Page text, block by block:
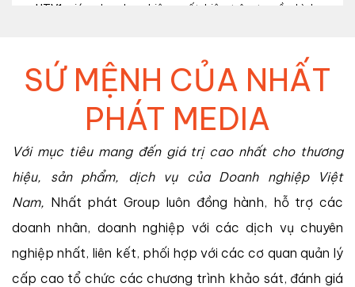
HTV1
giúp doanh nghiệp xuất hiện trên truyền hình,
SỨ MỆNH CỦA NHẤT
PHÁT MEDIA
Với mục tiêu mang đến giá trị cao nhất cho thương
hiệu, sản phẩm, dịch vụ của Doanh nghiệp Việt
Nam, Nhất phát Group luôn đồng hành, hỗ trợ các
doanh nhân, doanh nghiệp với các dịch vụ chuyên
nghiệp nhất, liên kết, phối hợp với các cơ quan quản lý
cấp cao tổ chức các chương trình khảo sát, đánh giá